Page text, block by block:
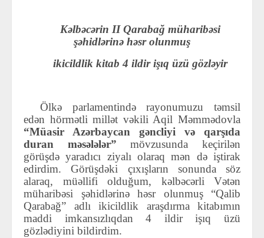
Kəlbəcərin II Qarabağ müharibəsi
şəhidlərinə həsr olunmuş
ikicildlik kitab 4 ildir işıq üzü gözləyir
Ölkə parlamentində rayonumuzu təmsil
edən hörmətli millət vəkili Aqil Məmmədovla
“Müasir Azərbaycan gəncliyi və qarşıda
duran məsələlər”mövzusunda keçirilən
görüşdə yaradıcı ziyalı olaraq mən də iştirak
edirdim. Görüşdəki çıxışların sonunda söz
alaraq, müəllifi olduğum, kəlbəcərli Vətən
müharibəsi şəhidlərinə həsr olunmuş “Qalib
Qarabağ” adlı ikicildlik araşdırma kitabımın
maddi imkansızlıqdan 4 ildir işıq üzü
gözlədiyini bildirdim.